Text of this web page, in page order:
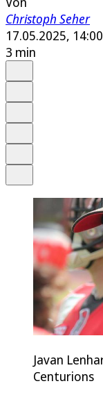
Christoph Seher
17.05.2025,
3 min
Javan
Centurions